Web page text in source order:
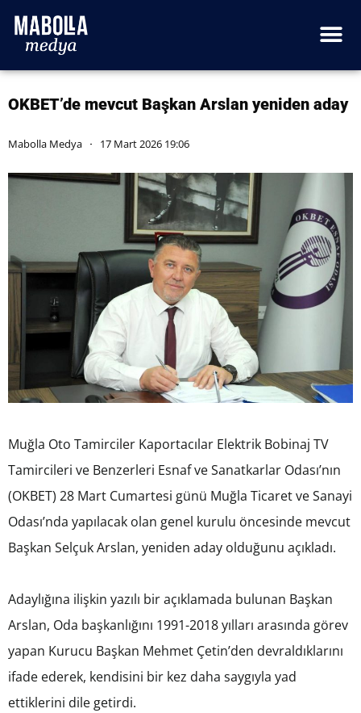
OKBET’de mevcut Başkan Arslan yeniden aday
Mabolla Medya 17 Mart 2026 19:06
Muğla Oto Tamirciler Kaportacılar Elektrik Bobinaj TV
Tamircileri ve Benzerleri Esnaf ve Sanatkarlar Odası’nın
(OKBET) 28 Mart Cumartesi günü Muğla Ticaret ve Sanayi
Odası’nda yapılacak olan genel kurulu öncesinde mevcut
Başkan Selçuk Arslan, yeniden aday olduğunu açıkladı.
Adaylığına ilişkin yazılı bir açıklamada bulunan Başkan
Arslan, Oda başkanlığını 1991-2018 yılları arasında görev
yapan Kurucu Başkan Mehmet Çetin’den devraldıklarını
ifade ederek, kendisini bir kez daha saygıyla yad
ettiklerini dile getirdi.